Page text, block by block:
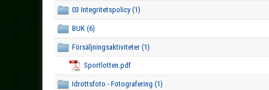
03 Integritetspolicy (1)
BUK (6)
Försäljningsaktiviteter (1)
Sportlotten.pdf
Idrottsfoto - Fotografering (1)